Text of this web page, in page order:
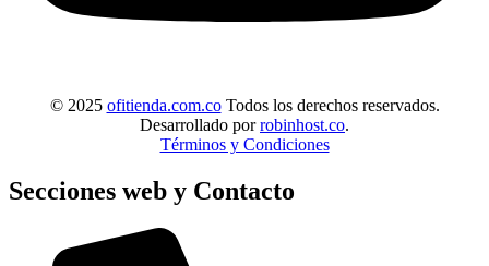
© 2025 ofitienda.com.coTodos los derechos reservados.
Desarrollado porrobinhost.co.
Términos y Condiciones
Secciones web y Contacto